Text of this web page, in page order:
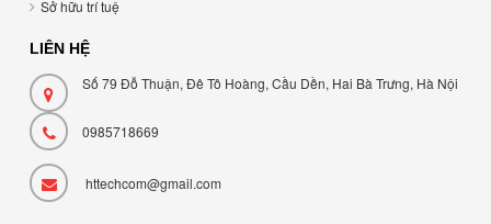
Sở hữu trí tuệ
LIÊN HỆ
Số 79 Đỗ Thuận, Đê Tô Hoàng, Cầu Dền, Hai Bà Trưng, Hà Nội
0985718669
httechcom@gmail.com